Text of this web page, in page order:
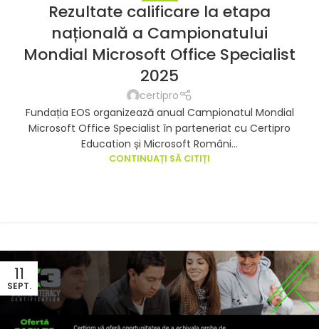
Rezultate calificare la etapa
națională a Campionatului
Mondial Microsoft Office Specialist
2025
certipro
Fundația EOS organizează anual Campionatul Mondial
Microsoft Office Specialist în parteneriat cu Certipro
Education și Microsoft Români...
CONTINUAȚI SĂ CITIȚI
11
SEPT.